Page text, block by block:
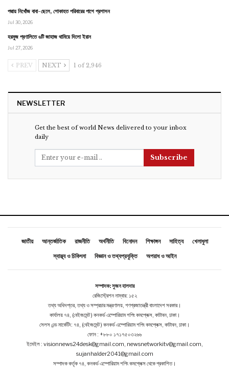
পদ্মায় নিখোঁজ বাবা-ছেলে, শোকাহত পরিবারের পাশে প্রশাসন
Jul 30, 2026
হরমুজ প্রণালিতে ৬টি জাহাজ থামিয়ে দিলো ইরান
Jul 27, 2026
PREV NEXT 1 of 2,946
NEWSLETTER
Get the best of world News delivered to your inbox
daily
Subscribe
জাতীয় আন্তর্জাতিক রাজনীতি অর্থনীতি বিনোদন শিক্ষাঙ্গন সাহিত্য
খেলাধুলা
স্বাস্থ্য ও চিকিৎসা
বিজ্ঞান ও তথ্যপ্রযুক্তি অপরাধ ও আইন
সম্পাদক: সুজন হালদার
রেজিস্ট্রেশন নাম্বার: ১৫২
তথ্য অধিদপ্তর, তথ্য ও সম্প্রচার মন্ত্রণালয়, গণপ্রজাতন্ত্রী বাংলাদেশ সরকার।
কার্যালয় ৭৪, (বেইজমেন্ট ) কনকর্ড এম্পোরিয়াম শপিং কমপ্লেক্স, কাটাবন, ঢাকা।
সেলস এন্ড মার্কেটিং: ৭৪, (বেইজমেন্ট ) কনকর্ড এম্পোরিয়াম শপিং কমপ্লেক্স, কাটাবন, ঢাকা।
ফোন : +৮৮০ ১৭১৭৫০৩২৬৬
ইমেইল : visionnews24desk@gmail.com, newsnetworkitv@gmail.com,
sujanhalder2041@gmail.com
সম্পাদক কর্তৃক ৭৪, কনকর্ড এম্পোরিয়াম শপিং কমপ্লেক্স থেকে প্রকাশিত।